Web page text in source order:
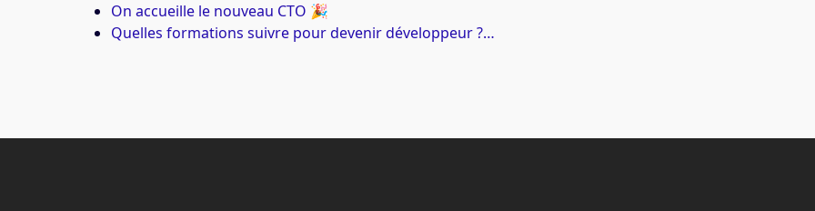
On accueille le nouveau CTO 🎉
Quelles formations suivre pour devenir développeur ?…